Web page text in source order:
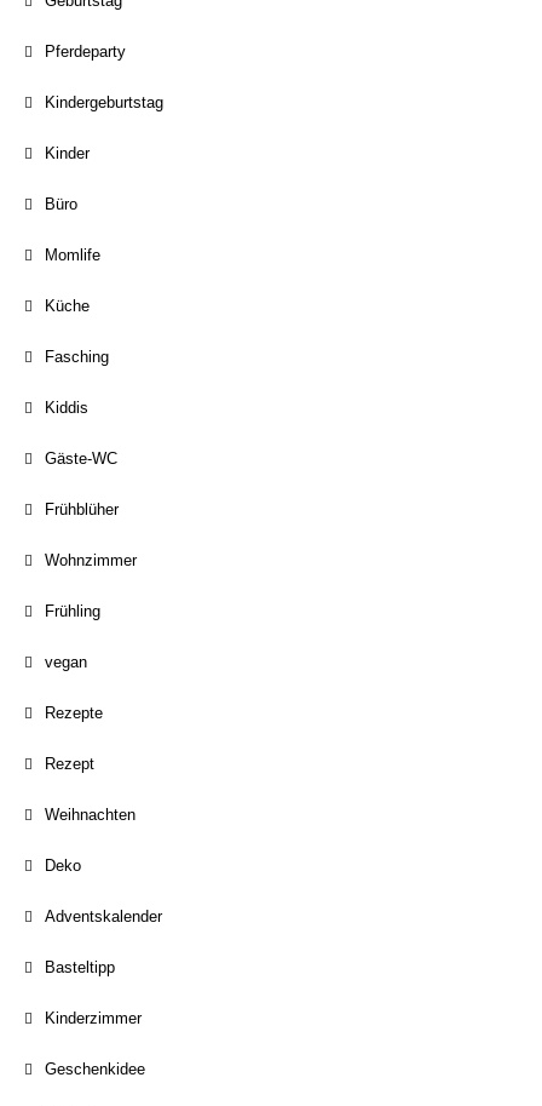
Pferdeparty
Kindergeburtstag
Kinder
Büro
Momlife
Küche
Fasching
Kiddis
Gäste-WC
Frühblüher
Wohnzimmer
Frühling
vegan
Rezepte
Rezept
Weihnachten
Deko
Adventskalender
Basteltipp
Kinderzimmer
Geschenkidee